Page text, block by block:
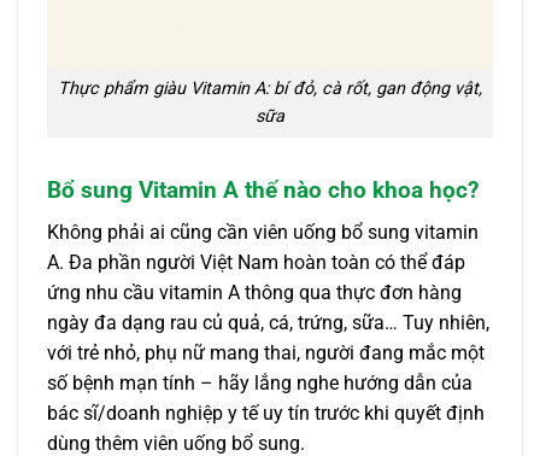
Thực phẩm giàu Vitamin A: bí đỏ, cà rốt, gan động vật,
sữa
Bổ sung Vitamin A thế nào cho khoa học?
Không phải ai cũng cần viên uống bổ sung vitamin
A. Đa phần người Việt Nam hoàn toàn có thể đáp
ứng nhu cầu vitamin A thông qua thực đơn hàng
ngày đa dạng rau củ quả, cá, trứng, sữa… Tuy nhiên,
với trẻ nhỏ, phụ nữ mang thai, người đang mắc một
số bệnh mạn tính – hãy lắng nghe hướng dẫn của
bác sĩ/doanh nghiệp y tế uy tín trước khi quyết định
dùng thêm viên uống bổ sung.